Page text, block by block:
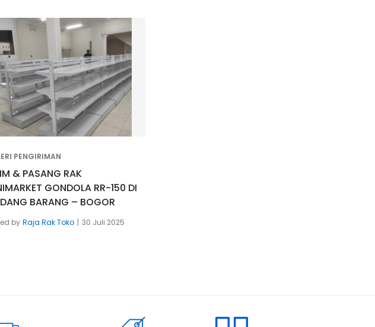
PENGIRIMAN
& PASANG RAK
GONDOLA RR-150 DI
BARANG – BOGOR
by Raja Rak Toko 30 Juli 2025